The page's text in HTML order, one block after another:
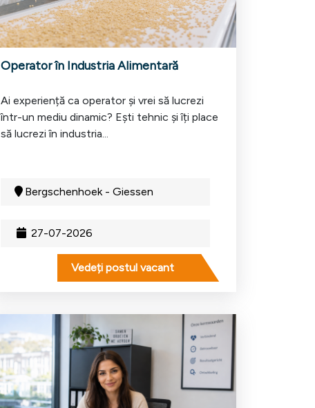
Operator în Industria Alimentară
27-07-2026
Bergschenhoek - Giessen
Ai experiență ca operator și vrei să lucrezi
într-un mediu dinamic? Ești tehnic și îți place
să lucrezi în industria...
Vedeți postul vacant